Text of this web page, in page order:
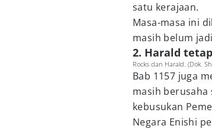
satu kerajaan.
Masa-masa ini
masih belum
2. Harald
Rocks dan Harald. (Dok.
Bab 1157 juga
masih
kebusukan
Negara Enishi